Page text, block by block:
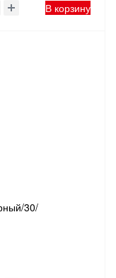
В корзину
30/